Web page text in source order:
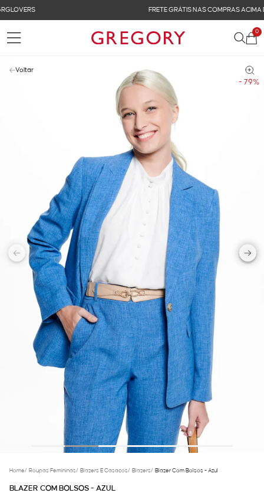
FRETE GRÁTIS NAS COMPRAS ACIMA DE R$ 899
0
- 79%
Voltar
Home/ Roupas Femininas/ Blazers E Casacos/ Blazers/ Blazer Com Bolsos - Azul
BLAZER COM BOLSOS - AZUL